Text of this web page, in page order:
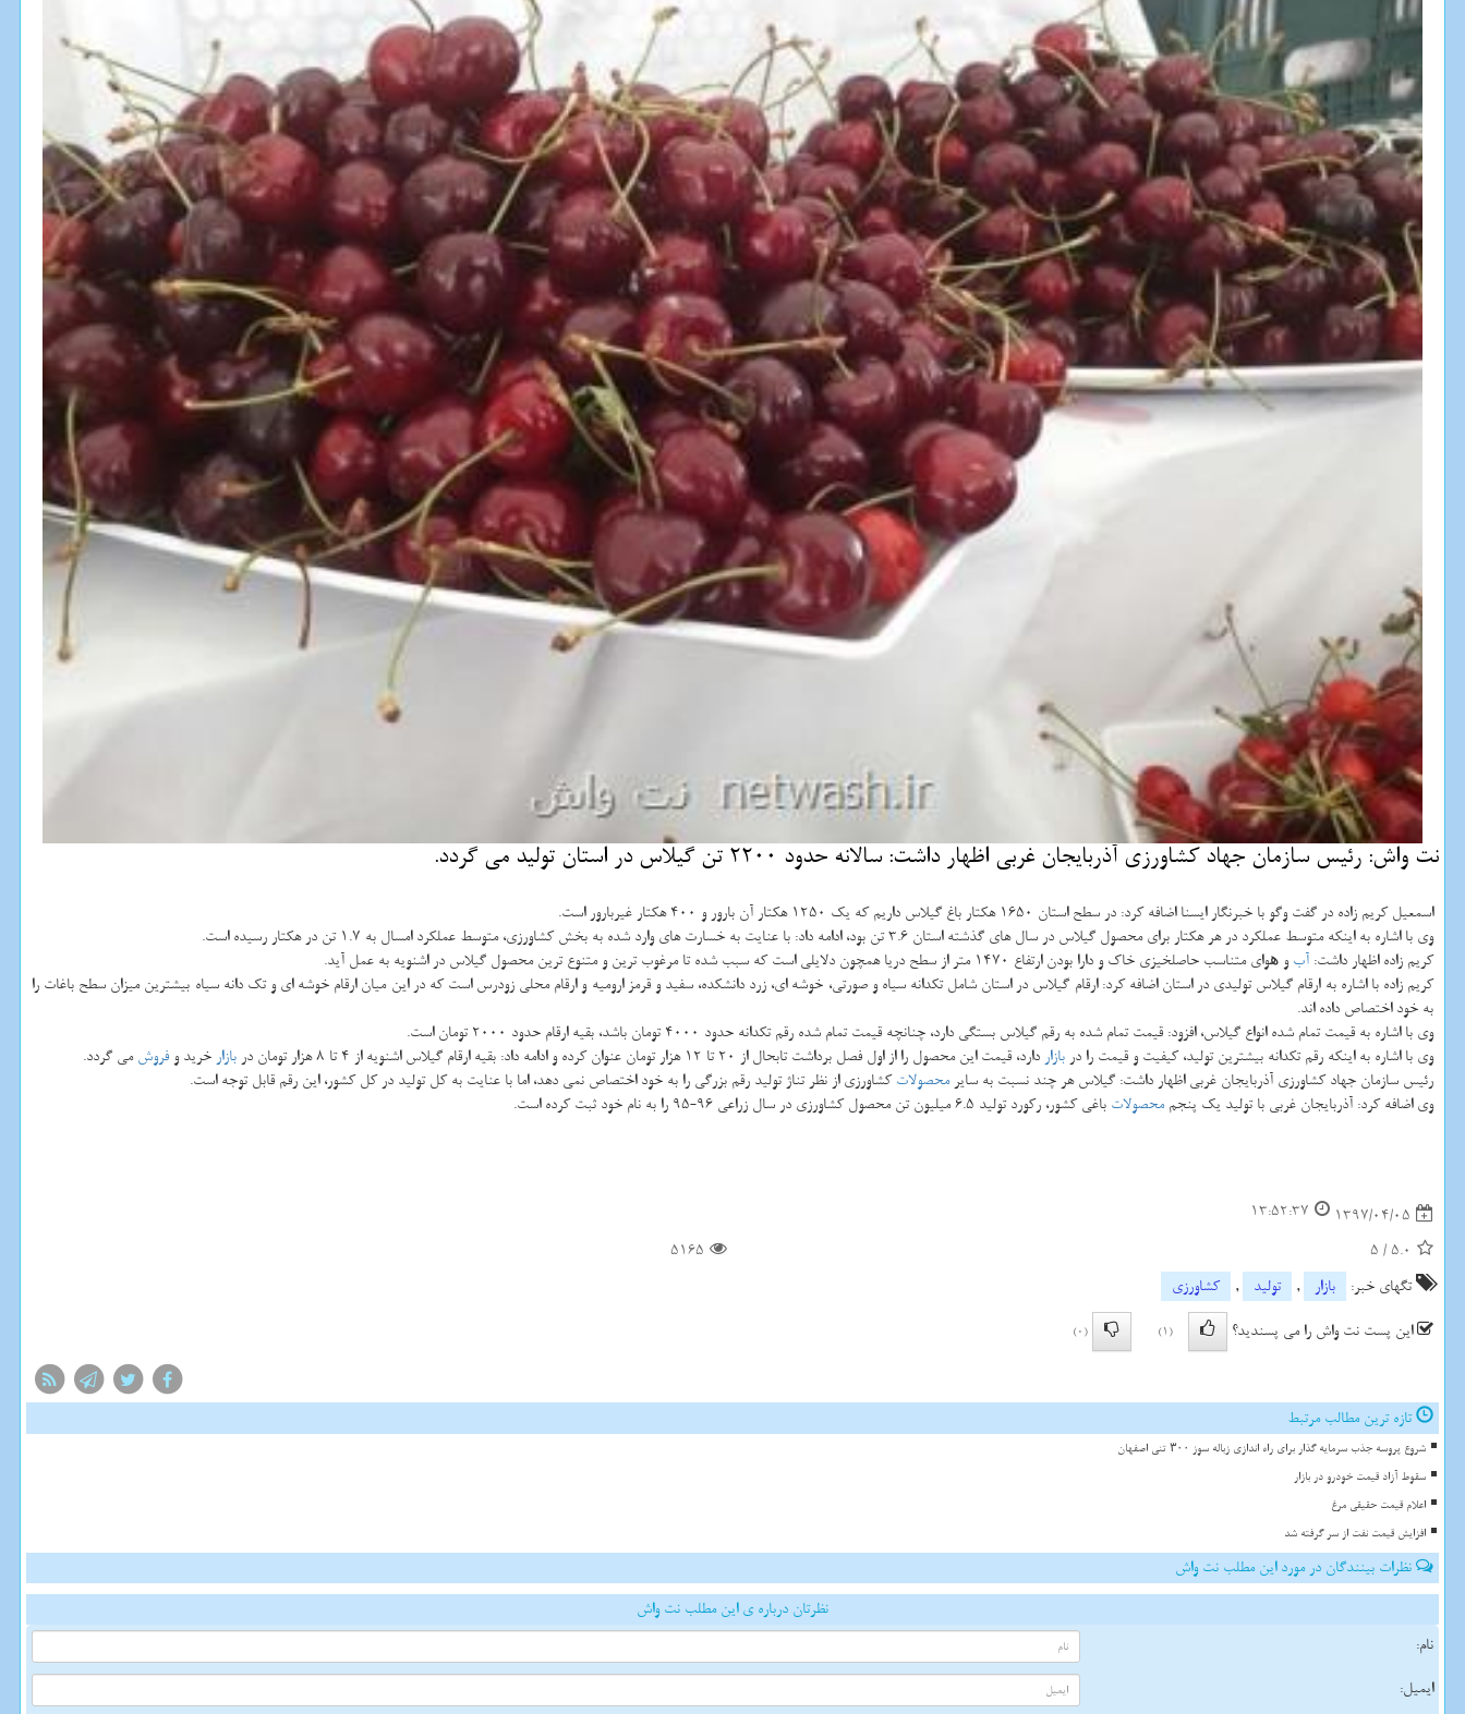
نت واش: رئیس سازمان جهاد كشاورزی آذربایجان غربی اظهار داشت: سالانه حدود 2200 تن گیلاس در استان تولید می گردد.
اسمعیل كریم زاده در گفت وگو با خبرنگار ایسنا اضافه كرد: در سطح استان 1650 هكتار باغ گیلاس داریم كه یك 1250 هكتار آن بارور و 400 هكتار غیربارور است.
وی با اشاره به اینكه متوسط عملكرد در هر هكتار برای محصول گیلاس در سال های گذشته استان 3.6 تن بود، ادامه داد: با عنایت به خسارت های وارد شده به بخش كشاورزی، متوسط عملكرد امسال به 1.7 تن در هكتار رسیده است.
كریم زاده اظهار داشت: آبو ھوای متناسب حاصلخیزی خاك و دارا بودن ارتفاع 1470 متر از سطح دریا همچون دلایلی است كه سبب شده تا مرغوب ترین و متنوع ترین محصول گیلاس در اشنویه به عمل آید.
كریم زاده با اشاره به ارقام گیلاس تولیدی در استان اضافه كرد: ارقام گیلاس در استان شامل تكدانه سیاه و صورتی، خوشه ای، زرد دانشكده، سفید و قرمز ارومیه و ارقام محلی زودرس است كه در این میان ارقام خوشه ای و تك دانه سیاه بیشترین میزان سطح باغات را
به خود اختصاص داده اند.
وی با اشاره به قیمت تمام شده انواع گیلاس، افزود: قیمت تمام شده به رقم گیلاس بستگی دارد، چنانچه قیمت تمام شده رقم تكدانه حدود 4000 تومان باشد، بقیه ارقام حدود 2000 تومان است.
وی با اشاره به اینكه رقم تكدانه بیشترین تولید، كیفیت و قیمت را در بازار دارد، قیمت این محصول را از اول فصل برداشت تابحال از 20 تا 12 هزار تومان عنوان كرده و ادامه داد: بقیه ارقام گیلاس اشنویه از 4 تا 8 هزار تومان در بازار خرید و فروشمی گردد.
رئیس سازمان جهاد كشاورزی آذربایجان غربی اظهار داشت: گیلاس هر چند نسبت به سایرمحصولاتكشاورزی از نظر تناژ تولید رقم بزرگی را به خود اختصاص نمی دهد، اما با عنایت به كل تولید در كل كشور، این رقم قابل توجه است.
وی اضافه كرد: آذربایجان غربی با تولید یك پنجممحصولات باغی كشور، ركورد تولید 6.5 میلیون تن محصول كشاورزی در سال زراعی 96-95 را به نام خود ثبت كرده است.
1397/04/05
13:52:37
5.0
/
5
5165
تگهای خبر:
بازار , تولید ,
كشاورزی
این پست نت واش را می پسندید؟
(1)
(0)
تازه ترین مطالب مرتبط
شروع پروسه جذب سرمایه گذار برای راه اندازی زباله سوز ۳۰۰ تنی اصفهان
سقوط آزاد قیمت خودرو در بازار
اعلام قیمت حقیقی مرغ
افزایش قیمت نفت از سر گرفته شد
نظرات بینندگان در مورد این مطلب نت واش
نظرتان درباره ی این مطلب نت واش
نام:
ایمیل: